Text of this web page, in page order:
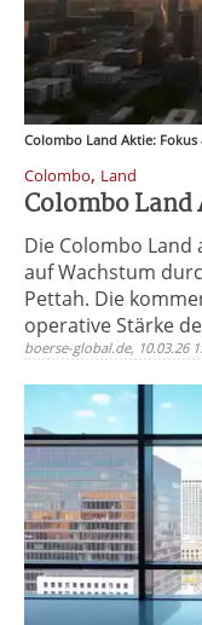
Colombo Land Aktie:
Colombo, Land
Colombo
Die Colombo
auf Wachstum
Pettah. Die
operative Stärke
boerse-global.de, 10.03.26